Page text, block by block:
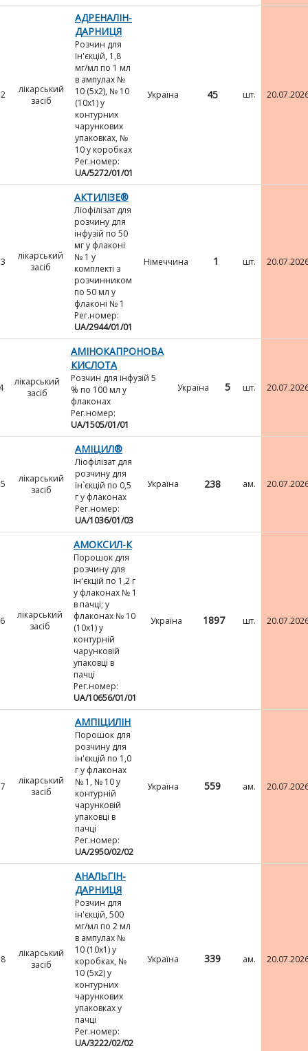
2
лікарський
засіб
АДРЕНАЛІН-
ДАРНИЦЯ
Розчин для
ін'єкцій, 1,8
мг/мл по 1 мл
в ампулах №
10 (5х2), № 10
(10х1) у
контурних
чарункових
упаковках, №
10 у коробках
Рег.номер:
UA/5272/01/01
Україна 45 шт.
3
лікарський
засіб
АКТИЛІЗЕ®
Ліофілізат для
розчину для
інфузій по 50
мг у флаконі
№ 1 у
комплекті з
розчинником
по 50 мл у
флаконі № 1
Рег.номер:
UA/2944/01/01
Німеччина 1 шт.
лікарський
засіб
АМІНОКАПРОНОВА
КИСЛОТА
Розчин для інфузій 5
% по 100 мл у
флаконах
Рег.номер:
UA/1505/01/01
Україна 5 шт.
5
лікарський
засіб
АМІЦИЛ®
Ліофілізат для
розчину для
ін`єкцій по 0,5
г у флаконах
Рег.номер:
UA/1036/01/03
Україна 238 ам.
6
лікарський
засіб
АМОКСИЛ-К
Порошок для
розчину для
ін'єкцій по 1,2 г
у флаконах № 1
в пачці; у
флаконах № 10
(10х1) у
контурній
чарунковій
упаковці в
пачці
Рег.номер:
UA/10656/01/01
Україна 1897 шт.
7
лікарський
засіб
АМПІЦИЛІН
Порошок для
розчину для
ін'єкцій по 1,0
г у флаконах
№ 1, № 10 у
контурній
чарунковій
упаковці в
пачці
Рег.номер:
UA/2950/02/02
Україна 559 ам.
8
лікарський
засіб
АНАЛЬГІН-
ДАРНИЦЯ
Розчин для
ін'єкцій, 500
мг/мл по 2 мл
в ампулах №
10 (10х1) у
коробках, №
10 (5х2) у
контурних
чарункових
упаковках у
пачці
Рег.номер:
UA/3222/02/02
Україна 339 ам.